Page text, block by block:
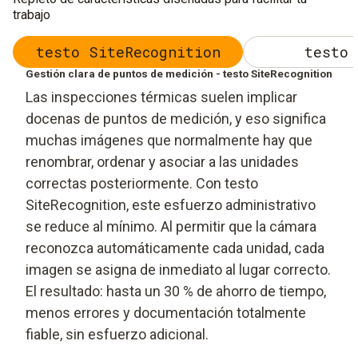
trabajo
testo SiteRecognition testo
Gestión clara de puntos de medición - testo SiteRecognition
Las inspecciones térmicas suelen implicar
docenas de puntos de medición, y eso significa
muchas imágenes que normalmente hay que
renombrar, ordenar y asociar a las unidades
correctas posteriormente. Con testo
SiteRecognition, este esfuerzo administrativo
se reduce al mínimo. Al permitir que la cámara
reconozca automáticamente cada unidad, cada
imagen se asigna de inmediato al lugar correcto.
El resultado: hasta un 30 % de ahorro de tiempo,
menos errores y documentación totalmente
fiable, sin esfuerzo adicional.